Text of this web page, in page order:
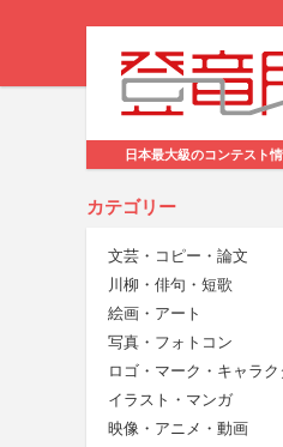
日本最大級のコンテスト
カテゴリー
文芸・コピー・論文
川柳・俳句・短歌
絵画・アート
写真・フォトコン
ロゴ・マーク・キャラク
イラスト・マンガ
映像・アニメ・動画